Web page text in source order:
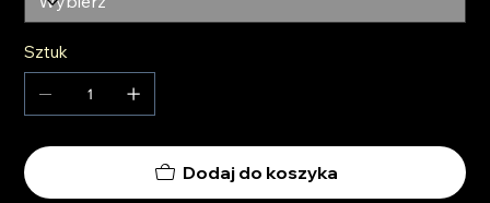
Sztuk
Dodaj do koszyka